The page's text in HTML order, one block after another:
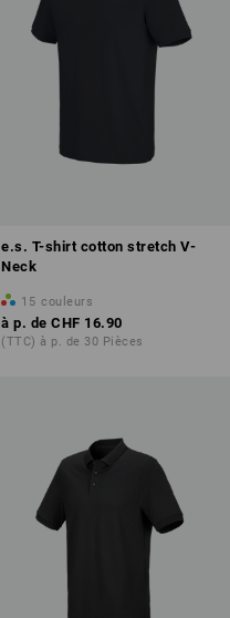
e.s. T-shirt cotton stretch V-
Neck
15 couleurs
à p. de CHF 16.90
(TTC) à p. de 30 Pièces